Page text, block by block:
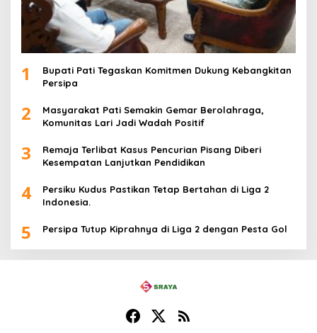
1
Bupati Pati Tegaskan Komitmen Dukung Kebangkitan
Persipa
2
Masyarakat Pati Semakin Gemar Berolahraga,
Komunitas Lari Jadi Wadah Positif
3
Remaja Terlibat Kasus Pencurian Pisang Diberi
Kesempatan Lanjutkan Pendidikan
4
Persiku Kudus Pastikan Tetap Bertahan di Liga 2
Indonesia.
5 Persipa Tutup Kiprahnya di Liga 2 dengan Pesta Gol